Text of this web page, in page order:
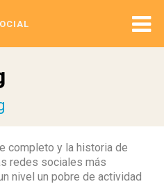
completo y la historia de
redes sociales más
nivel un pobre de actividad